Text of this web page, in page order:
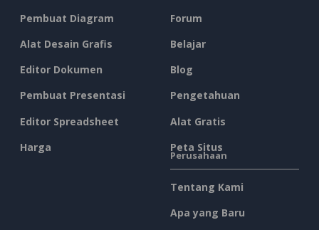
Pembuat Diagram
Alat Desain Grafis
Editor Dokumen
Pembuat Presentasi
Editor Spreadsheet
Harga
Forum
Belajar
Blog
Pengetahuan
Alat Gratis
Peta Situs
Perusahaan
Tentang Kami
Apa yang Baru